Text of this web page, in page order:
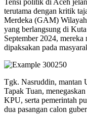
Tensi politik di Aceh
terutama dengan kritik
Merdeka (GAM)
yang berlangsung di
September 2024,
dipaksakan pada
Tgk. Nasruddin,
Tapak Tuan,
KPU, serta pemerintah
dua pasangan calon